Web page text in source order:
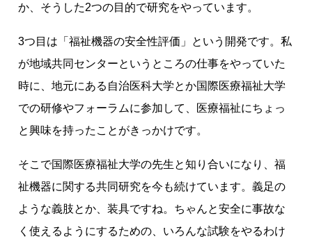
か、そうした2つの目的で研究をやっています。
3つ目は「福祉機器の安全性評価」という開発です。私
が地域共同センターというところの仕事をやっていた
時に、地元にある自治医科大学とか国際医療福祉大学
での研修やフォーラムに参加して、医療福祉にちょっ
と興味を持ったことがきっかけです。
そこで国際医療福祉大学の先生と知り合いになり、福
祉機器に関する共同研究を今も続けています。義足の
ような義肢とか、装具ですね。ちゃんと安全に事故な
く使えるようにするための、いろんな試験をやるわけ